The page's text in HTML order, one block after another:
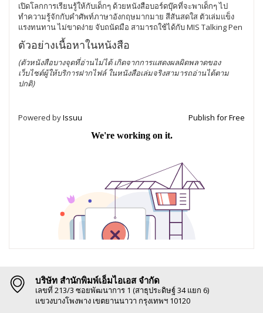
เปิดโลกการเรียนรู้ให้กับเด็กๆ ด้วยหนังสือบอร์ดบุ๊คที่จะพาเด็กๆ ไป
ทำความรู้จักกับคำศัพท์ภาษาอังกฤษมากมาย สีสันสดใส ตัวเล่มแข็ง
แรงทนทาน ไม่ขาดง่าย จับถนัดมือ สามารถใช้ได้กับ MIS Talking Pen
ตัวอย่างเนื้อหาในหนังสือ
(ตัวหนังสือบางจุดที่อ่านไม่ได้ เกิดจากการแสดงผลผิดพลาดของ
เว็บไซต์ผู้ให้บริการฝากไฟล์ในหนังสือเล่มจริงสามารถอ่านได้ตาม
ปกติ)
Powered byIssuu Publish for Free
บริษัท สำนักพิมพ์เอ็มไอเอส จำกัด
เลขที่ 213/3 ซอยพัฒนาการ 1 (สาธุประดิษฐ์ 34 แยก 6)
แขวงบางโพงพาง เขตยานนาวา กรุงเทพฯ 10120